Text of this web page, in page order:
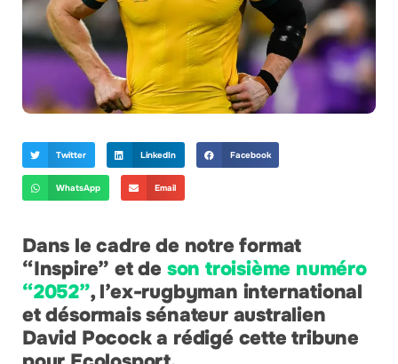
Twitter LinkedIn Facebook
WhatsApp Email
Dans le cadre de notre format
“Inspire” et de son troisième numéro
“2052”, l’ex-rugbyman international
et désormais sénateur australien
David Pocock a rédigé cette tribune